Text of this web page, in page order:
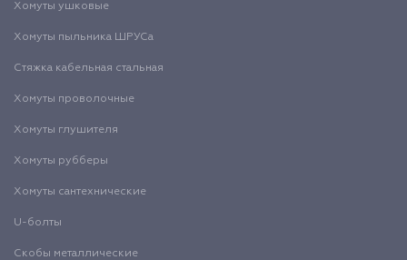
Хомуты ушковые
Хомуты пыльника ШРУСа
Стяжка кабельная стальная
Хомуты проволочные
Хомуты глушителя
Хомуты рубберы
Хомуты сантехнические
U-болты
Скобы металлические